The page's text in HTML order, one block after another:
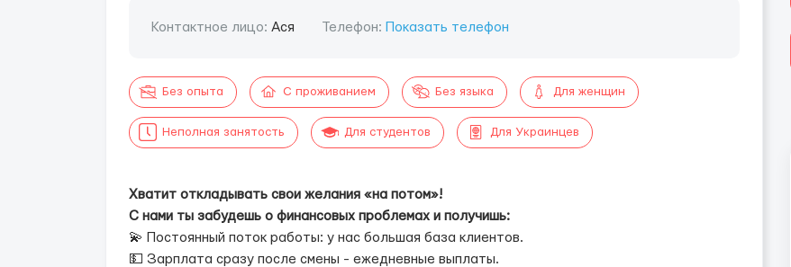
Контактное лицо: Ася Телефон: Показать телефон
Без опыта С проживанием Без языка Для женщин
Неполная занятость Для студентов Для Украинцев
Хватит откладывать свои желания «на потом»!
С нами ты забудешь о финансовых проблемах и получишь:
💫 Постоянный поток работы: у нас большая база клиентов.
💵 Зарплата сразу после смены - ежедневные выплаты.